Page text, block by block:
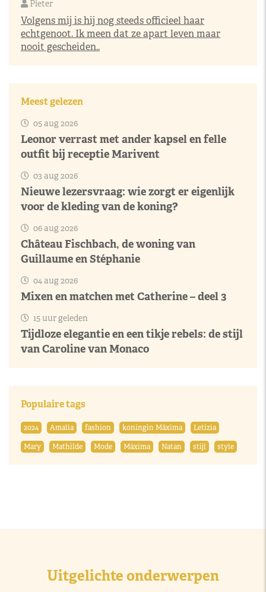
Pieter
Volgens mij is hij nog steeds officieel haar
echtgenoot. Ik meen dat ze apart leven maar
nooit gescheiden..
Meest gelezen
05 aug 2026
Leonor verrast met ander kapsel en felle
outfit bij receptie Marivent
03 aug 2026
Nieuwe lezersvraag: wie zorgt er eigenlijk
voor de kleding van de koning?
06 aug 2026
Château Fischbach, de woning van
Guillaume en Stéphanie
04 aug 2026
Mixen en matchen met Catherine – deel 3
15 uur geleden
Tijdloze elegantie en een tikje rebels: de stijl
van Caroline van Monaco
Populaire tags
2024 Amalia fashion koningin Máxima
Letizia
Mary
Mathilde Mode Máxima Natan stijl style
Uitgelichte onderwerpen